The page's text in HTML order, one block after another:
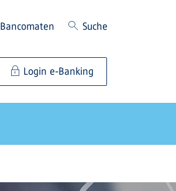
Bancomaten Suche
Login e-Banking